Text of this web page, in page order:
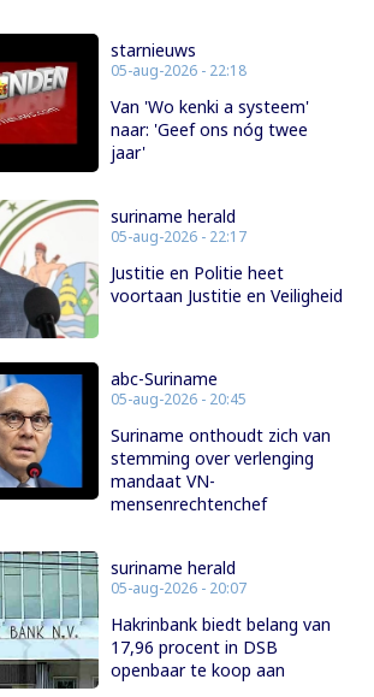
starnieuws
05-aug-2026 - 22:18
Van 'Wo kenki a systeem'
naar: 'Geef ons nóg twee
jaar'
suriname herald
05-aug-2026 - 22:17
Justitie en Politie heet
voortaan Justitie en Veiligheid
abc-Suriname
05-aug-2026 - 20:45
Suriname onthoudt zich van
stemming over verlenging
mandaat VN-
mensenrechtenchef
suriname herald
05-aug-2026 - 20:07
Hakrinbank biedt belang van
17,96 procent in DSB
openbaar te koop aan